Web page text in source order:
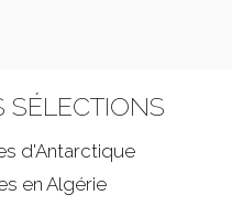
SÉLECTIONS
d'Antarctique
en Algérie